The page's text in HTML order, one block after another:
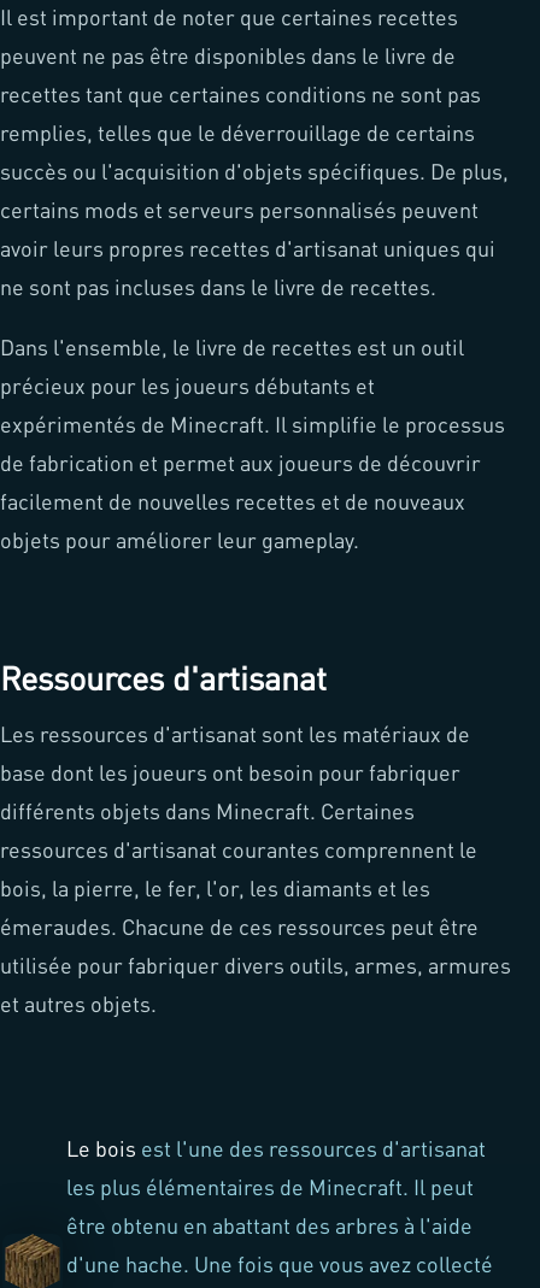
Il est important de noter que certaines recettes
peuvent ne pas être disponibles dans le livre de
recettes tant que certaines conditions ne sont pas
remplies, telles que le déverrouillage de certains
succès ou l'acquisition d'objets spécifiques. De plus,
certains mods et serveurs personnalisés peuvent
avoir leurs propres recettes d'artisanat uniques qui
ne sont pas incluses dans le livre de recettes.
Dans l'ensemble, le livre de recettes est un outil
précieux pour les joueurs débutants et
expérimentés de Minecraft. Il simplifie le processus
de fabrication et permet aux joueurs de découvrir
facilement de nouvelles recettes et de nouveaux
objets pour améliorer leur gameplay.
Ressources d'artisanat
Les ressources d'artisanat sont les matériaux de
base dont les joueurs ont besoin pour fabriquer
différents objets dans Minecraft. Certaines
ressources d'artisanat courantes comprennent le
bois, la pierre, le fer, l'or, les diamants et les
émeraudes. Chacune de ces ressources peut être
utilisée pour fabriquer divers outils, armes, armures
et autres objets.
Le bois est l'une des ressources d'artisanat
les plus élémentaires de Minecraft. Il peut
être obtenu en abattant des arbres à l'aide
d'une hache. Une fois que vous avez collecté